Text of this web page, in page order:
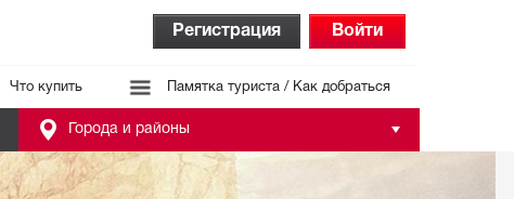
Регистрация Войти
Что купить Памятка туриста / Как добраться
Города и районы